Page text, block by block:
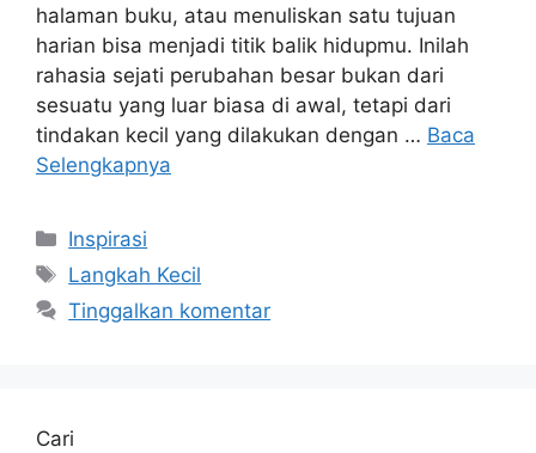
halaman buku, atau menuliskan satu tujuan
harian bisa menjadi titik balik hidupmu. Inilah
rahasia sejati perubahan besar bukan dari
sesuatu yang luar biasa di awal, tetapi dari
tindakan kecil yang dilakukan dengan … Baca
Selengkapnya
Kategori
Inspirasi
Tag
Langkah Kecil
Tinggalkan komentar
Cari